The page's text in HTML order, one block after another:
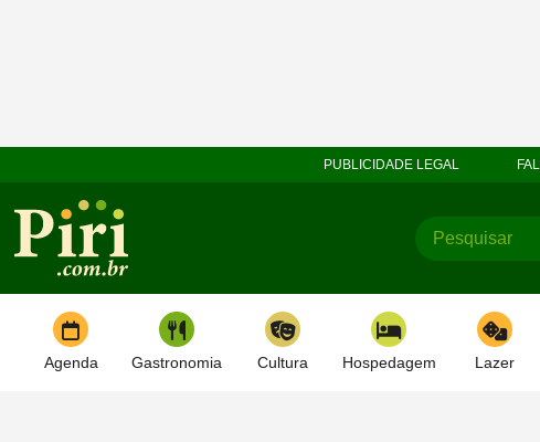
PUBLICIDADE LEGAL
Agenda Gastronomia Cultura Hospedagem Lazer